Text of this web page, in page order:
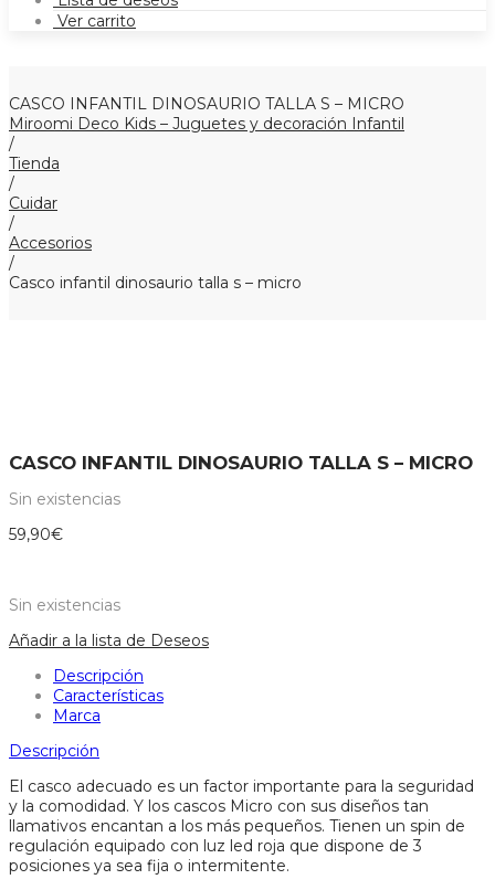
Ver carrito
CASCO INFANTIL DINOSAURIO TALLA S – MICRO
Miroomi Deco Kids – Juguetes y decoración Infantil
/
Tienda
/
Cuidar
/
Accesorios
/
Casco infantil dinosaurio talla s – micro
CASCO INFANTIL DINOSAURIO TALLA S – MICRO
Sin existencias
59,90€
Sin existencias
Añadir a la lista de Deseos
Descripción
Características
Marca
Descripción
El casco adecuado es un factor importante para la seguridad
y la comodidad. Y los cascos Micro con sus diseños tan
llamativos encantan a los más pequeños. Tienen un spin de
regulación equipado con luz led roja que dispone de 3
posiciones ya sea fija o intermitente.